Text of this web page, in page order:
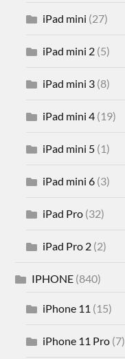
iPad mini (27)
iPad mini 2 (5)
iPad mini 3 (8)
iPad mini 4 (19)
iPad mini 5 (1)
iPad mini 6 (3)
iPad Pro (32)
iPad Pro 2 (2)
IPHONE (840)
iPhone 11 (15)
iPhone 11 Pro (7)